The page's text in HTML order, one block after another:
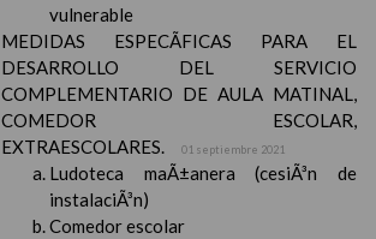
vulnerable
MEDIDAS ESPECÃFICAS PARA EL
DESARROLLO DEL SERVICIO
COMPLEMENTARIO DE AULA MATINAL,
COMEDOR ESCOLAR,
EXTRAESCOLARES.
01 septiembre 2021
Ludoteca maÃ±anera (cesiÃ³n de
instalaciÃ³n)
Comedor escolar